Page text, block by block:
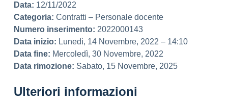
Data: 12/11/2022
Categoria: Contratti – Personale docente
Numero inserimento: 2022000143
Data inizio: Lunedì, 14 Novembre, 2022 – 14:10
Data fine: Mercoledì, 30 Novembre, 2022
Data rimozione: Sabato, 15 Novembre, 2025
Ulteriori informazioni